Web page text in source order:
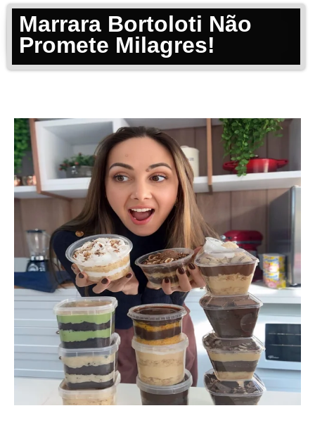
Marrara Bortoloti Não
Promete Milagres!